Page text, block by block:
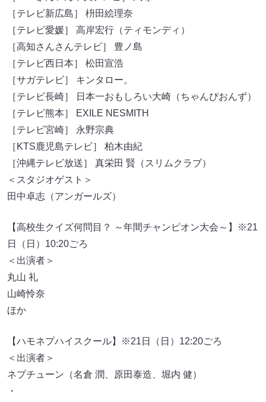
［テレビ新広島］ 枡田絵理奈
［テレビ愛媛］ 高岸宏行（ティモンディ）
［高知さんさんテレビ］ 豊ノ島
［テレビ西日本］ 松田宣浩
［サガテレビ］ キンタロー。
［テレビ長崎］ 日本一おもしろい大崎（ちゃんぴおんず）
［テレビ熊本］ EXILE NESMITH
［テレビ宮崎］ 永野宗典
［KTS鹿児島テレビ］ 柏木由紀
［沖縄テレビ放送］ 真栄田 賢（スリムクラブ）
＜スタジオゲスト＞
田中卓志（アンガールズ）
【高校生クイズ何問目？ ～年間チャンピオン大会～】※21
日（日）10:20ごろ
＜出演者＞
丸山 礼
山崎怜奈
ほか
【ハモネプハイスクール】※21日（日）12:20ごろ
＜出演者＞
ネプチューン（名倉 潤、原田泰造、堀内 健）
・